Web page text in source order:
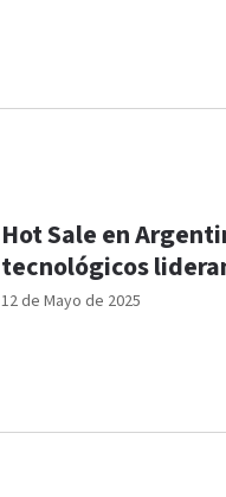
12 de Mayo de 2025
Hot Sale en
tecnológicos